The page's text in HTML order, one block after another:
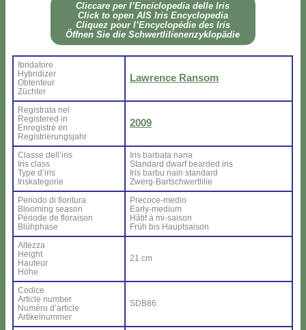
Clic­ca­re per l’En­ci­clo­pe­dia del­le Iris
Click to open AIS Iris En­cy­clo­pe­dia
Cli­quez pour l’En­cy­clo­pé­die des Iris
Öff­nen Sie die Sch­wer­tli­lie­nen­zy­klo­pä­die
Ibri­da­to­re
Hy­bri­di­zer
Ob­ten­teur
Zü­ch­ter
La­w­ren­ce Ran­som
Re­gi­stra­ta nel
Re­gi­ste­red in
En­re­gi­stré en
Re­gi­strie­rung­sjahr
2009
Clas­se del­l’i­ris
Iris class
Ty­pe d’i­ris
Iri­ska­te­go­rie
Iris bar­ba­ta na­na
Stan­dard dwarf bear­ded iris
Iris bar­bu nain stan­dard
Zwerg-Bar­ts­ch­wer­tli­lie
Pe­rio­do di fio­ri­tu­ra
Bloo­ming sea­son
Pé­rio­de de flo­rai­son
Blü­h­pha­se
Pre­co­ce-me­dio
Ear­ly-me­dium
Hâ­tif à mi-sai­son
Früh bis Haup­tsai­son
Al­tez­za
Height
Hau­teur
Hö­he
21 cm
Co­di­ce
Ar­ti­cle num­ber
Nu­mé­ro d’ar­ti­cle
Ar­ti­kel­num­mer
SDB86